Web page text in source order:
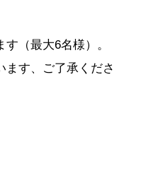
（最大6名様）。
ます、ご了承くださ